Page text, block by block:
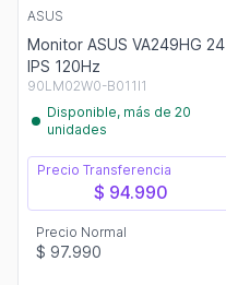
ASUS
Monitor ASUS VA249HG 24
IPS 120Hz
90LM02W0-B011I1
Disponible, más de 20
unidades
Precio Transferencia
$ 94.990
Precio Normal
$ 97.990